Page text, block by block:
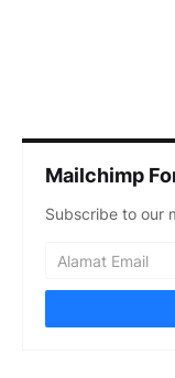
Mailchimp
Subscribe to our